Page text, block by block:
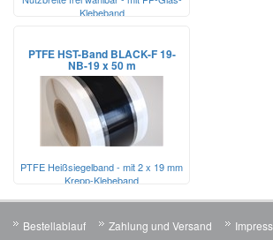
Klebeband
PTFE HST-Band BLACK-F 19-
NB-19 x 50 m
PTFE Heißsiegelband - mit 2 x 19 mm
Krepp-Klebeband
Bestellablauf Zahlung und Versand